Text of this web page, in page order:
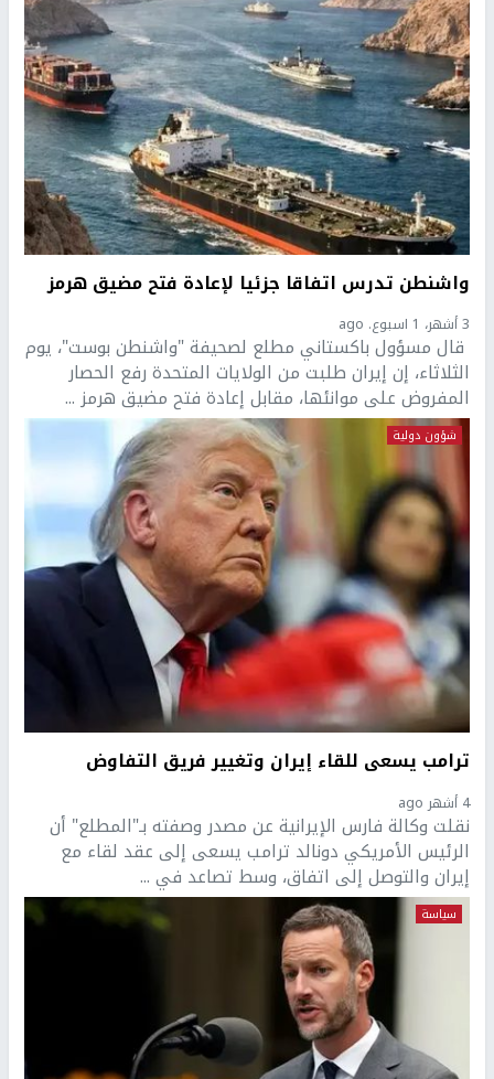
واشنطن تدرس اتفاقا جزئيا لإعادة فتح مضيق هرمز
3 أشهر، 1 اسبوع. ago
قال مسؤول باكستاني مطلع لصحيفة "واشنطن بوست"، يوم
الثلاثاء، إن إيران طلبت من الولايات المتحدة رفع الحصار
المفروض على موانئها، مقابل إعادة فتح مضيق هرمز ...
شؤون دولية
ترامب يسعى للقاء إيران وتغيير فريق التفاوض
4 أشهر ago
نقلت وكالة فارس الإيرانية عن مصدر وصفته بـ"المطلع" أن
الرئيس الأمريكي دونالد ترامب يسعى إلى عقد لقاء مع
إيران والتوصل إلى اتفاق، وسط تصاعد في ...
سياسة